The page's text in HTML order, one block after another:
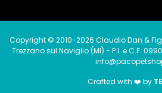
Copyright © 2010-2026 Claudio Dan &
Trezzano sul Naviglio (MI) - P.I. e C.F.
Crafted with ❤️ by